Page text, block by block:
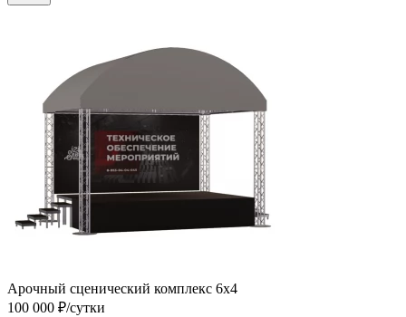
Арочный сценический комплекс 6х4
100 000 ₽/сутки